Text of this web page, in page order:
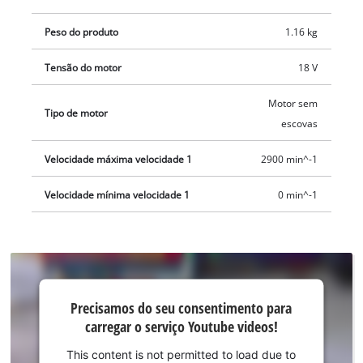
Peso do produto 1.16 kg
Tensão do motor 18 V
Tipo de motor
Motor sem
escovas
Velocidade máxima velocidade 1 2900 min^-1
Velocidade mínima velocidade 1 0 min^-1
Precisamos do
consentimento
para carregar o
Precisamos do seu consentimento para
carregar o serviço Youtube videos!
This content is not permitted to load due to